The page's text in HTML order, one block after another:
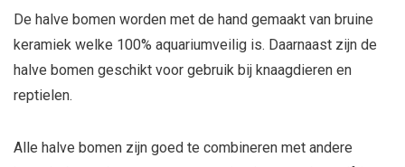
De halve bomen worden met de hand gemaakt van bruine
keramiek welke 100% aquariumveilig is. Daarnaast zijn de
halve bomen geschikt voor gebruik bij knaagdieren en
reptielen.
Alle halve bomen zijn goed te combineren met andere